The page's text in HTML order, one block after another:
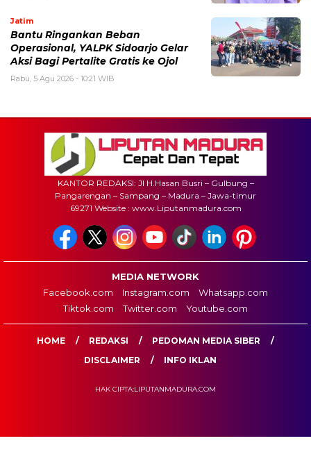
Jatim
Bantu Ringankan Beban
Operasional, YALPK Sidoarjo Gelar
Aksi Bagi Pertalite Gratis ke Ojol
Rabu, 5 Agu 2026 - 10:21 WIB
KANTOR REDAKSI: Jl H.Hasan Busri – Gulbung –
Pangarengan – Sampang – Madura – Jawa-timur
69271 Website : www.Liputanmadura.com
MEDIA NETWORK
Facebook.com
Instagram.com
Whatsapp.com
Tiktok.com
Twitter.com Youtube.com
HOME REDAKSI
PEDOMAN MEDIA SIBER
DISCLAIMER
INFO IKLAN
HAK CIPTA:LIPUTANMADURA.COM